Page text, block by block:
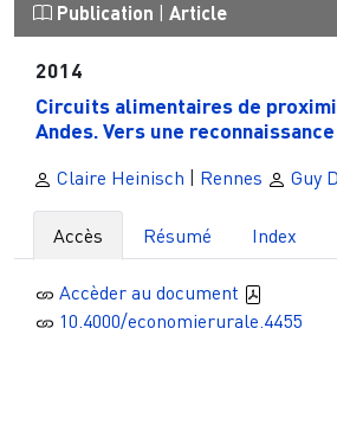
Publication Article
2014
Circuits alimentaires de
Andes. Vers une reconnaissance
Claire Heinisch | Rennes Guy
Accès Résumé Index
Accèder au document
10.4000/economierurale.4455